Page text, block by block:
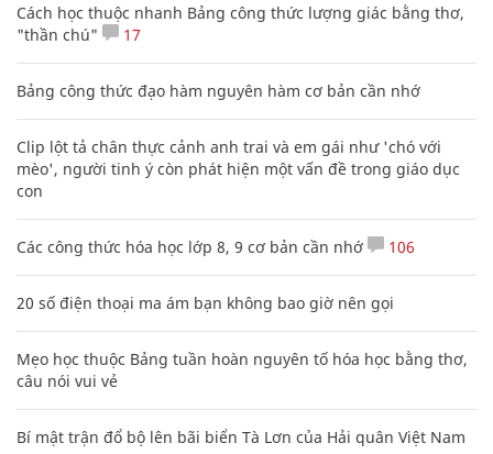
Cách học thuộc nhanh Bảng công thức lượng giác bằng thơ,
"thần chú"
17
Bảng công thức đạo hàm nguyên hàm cơ bản cần nhớ
Clip lột tả chân thực cảnh anh trai và em gái như 'chó với
mèo', người tinh ý còn phát hiện một vấn đề trong giáo dục
con
Các công thức hóa học lớp 8, 9 cơ bản cần nhớ 106
20 số điện thoại ma ám bạn không bao giờ nên gọi
Mẹo học thuộc Bảng tuần hoàn nguyên tố hóa học bằng thơ,
câu nói vui vẻ
Bí mật trận đổ bộ lên bãi biển Tà Lơn của Hải quân Việt Nam